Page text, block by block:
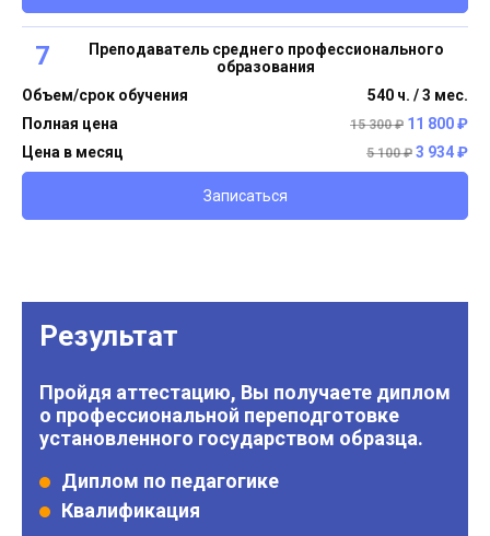
7
Преподаватель среднего профессионального
образования
Объем/срок обучения
540 ч. / 3 мес.
Полная цена
15 300 ₽ 11 800 ₽
Цена в месяц
5 100 ₽ 3 934 ₽
Записаться
Результат
Пройдя аттестацию, Вы получаете диплом
о профессиональной переподготовке
установленного государством образца.
Диплом по педагогике
Квалификация